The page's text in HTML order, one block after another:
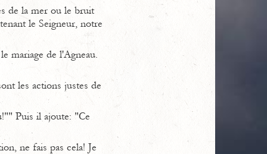
de la mer ou le bruit
le Seigneur, notre
mariage de l'Agneau.
les actions justes de
Puis il ajoute: "Ce
ne fais pas cela! Je